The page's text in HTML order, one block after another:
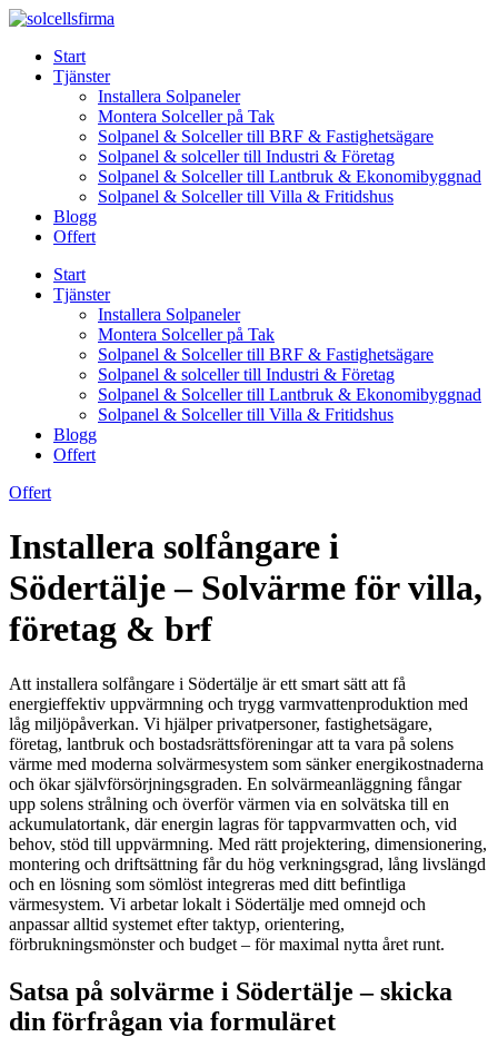
Skip
contentStart
Tjänster
Installera Solpaneler
Montera Solceller på Tak
Solpanel & Solceller till BRF & Fastighetsägare
Solpanel & solceller till Industri & Företag
Solpanel & Solceller till Lantbruk & Ekonomibyggnad
Solpanel & Solceller till Villa & Fritidshus
Blogg
Offert
Start
Tjänster
Installera Solpaneler
Montera Solceller på Tak
Solpanel & Solceller till BRF & Fastighetsägare
Solpanel & solceller till Industri & Företag
Solpanel & Solceller till Lantbruk & Ekonomibyggnad
Solpanel & Solceller till Villa & Fritidshus
Blogg
Offert
Offert
Installera solfångare i
Södertälje – Solvärme för villa,
företag & brf
Att installera solfångare i Södertälje är ett smart sätt att få
energieffektiv uppvärmning och trygg varmvattenproduktion med
låg miljöpåverkan. Vi hjälper privatpersoner, fastighetsägare,
företag, lantbruk och bostadsrättsföreningar att ta vara på solens
värme med moderna solvärmesystem som sänker energikostnaderna
och ökar självförsörjningsgraden. En solvärmeanläggning fångar
upp solens strålning och överför värmen via en solvätska till en
ackumulatortank, där energin lagras för tappvarmvatten och, vid
behov, stöd till uppvärmning. Med rätt projektering, dimensionering,
montering och driftsättning får du hög verkningsgrad, lång livslängd
och en lösning som sömlöst integreras med ditt befintliga
värmesystem. Vi arbetar lokalt i Södertälje med omnejd och
anpassar alltid systemet efter taktyp, orientering,
förbrukningsmönster och budget – för maximal nytta året runt.
Satsa på solvärme i Södertälje – skicka
din förfrågan via formuläret